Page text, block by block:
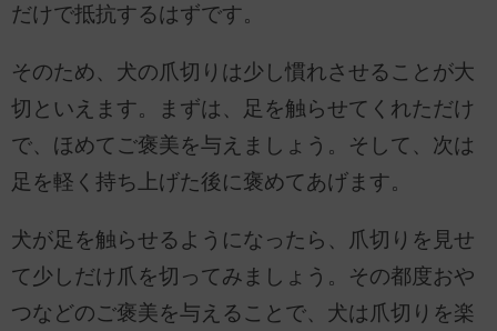
だけで抵抗するはずです。
そのため、犬の爪切りは少し慣れさせることが大
切といえます。まずは、足を触らせてくれただけ
で、ほめてご褒美を与えましょう。そして、次は
足を軽く持ち上げた後に褒めてあげます。
犬が足を触らせるようになったら、爪切りを見せ
て少しだけ爪を切ってみましょう。その都度おや
つなどのご褒美を与えることで、犬は爪切りを楽